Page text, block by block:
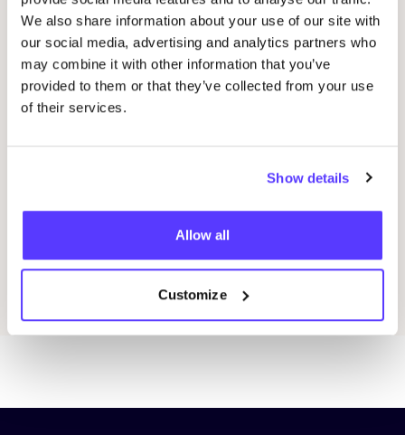
We also share information about your use of our site with
our social media, advertising and analytics partners who
may combine it with other information that you’ve
provided to them or that they’ve collected from your use
of their services.
Show details
Allow all
Customize
Workshop: upcycled denim bag
Meetingpoint: Van der Hoopstraat 70HS
De Steek
Workshop
PreviousNext